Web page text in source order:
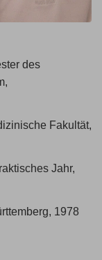
des
Fakultät,
Jahr,
1978